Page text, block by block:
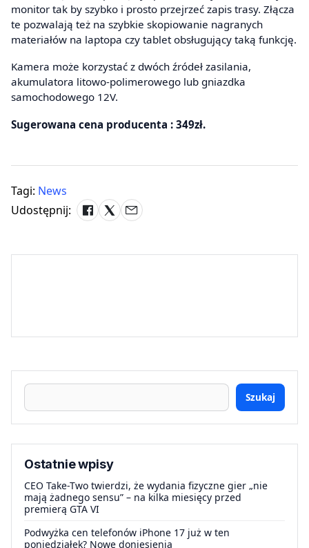
monitor tak by szybko i prosto przejrzeć zapis trasy. Złącza
te pozwalają też na szybkie skopiowanie nagranych
materiałów na laptopa czy tablet obsługujący taką funkcję.
Kamera może korzystać z dwóch źródeł zasilania,
akumulatora litowo-polimerowego lub gniazdka
samochodowego 12V.
Sugerowana cena producenta : 349zł.
Tagi: News
Udostępnij:
Szukaj
Ostatnie wpisy
CEO Take-Two twierdzi, że wydania fizyczne gier „nie
mają żadnego sensu” – na kilka miesięcy przed
premierą GTA VI
Podwyżka cen telefonów iPhone 17 już w ten
poniedziałek? Nowe doniesienia